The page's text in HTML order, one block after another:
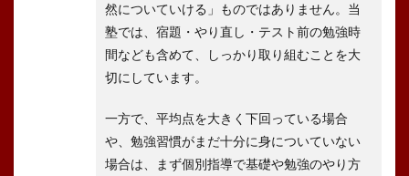
然についていける」ものではありません。当
塾では、宿題・やり直し・テスト前の勉強時
間なども含めて、しっかり取り組むことを大
切にしています。
一方で、平均点を大きく下回っている場合
や、勉強習慣がまだ十分に身についていない
場合は、まず個別指導で基礎や勉強のやり方